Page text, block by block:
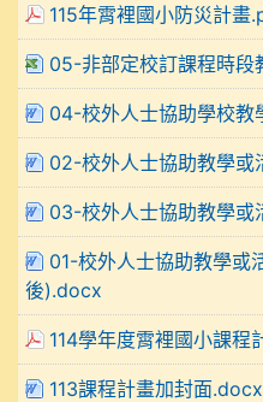
115年霄裡國小防災計畫
05-非部定校訂課程時
04-校外人士協助學校
02-校外人士協助教學
03-校外人士協助教學
01-校外人士協助教學或
後).docx
114學年度霄裡國小課程
113課程計畫加封面.docx